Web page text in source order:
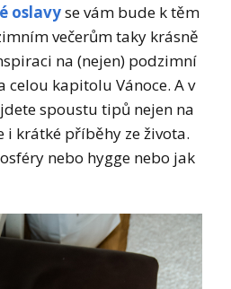
oslavyse vám bude k těm
večerům taky krásně
na (nejen) podzimní
celou kapitolu Vánoce. A v
spoustu tipů nejen na
i krátké příběhy ze života.
nebo hygge nebo jak